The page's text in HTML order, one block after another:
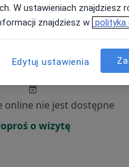
8 Sie 9 Sie
Pon,
10 Sie
online nie jest dostępne
o wizytę
W ustawieniach znajdziesz
znajdziesz w polityka
Edytuj ustawienia